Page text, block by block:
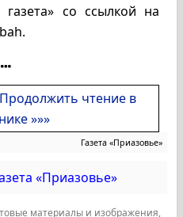
газета» со ссылкой на
Продолжить чтение в
»»»
Газета «Приазовье»
«Приазовье»
материалы и изображения,